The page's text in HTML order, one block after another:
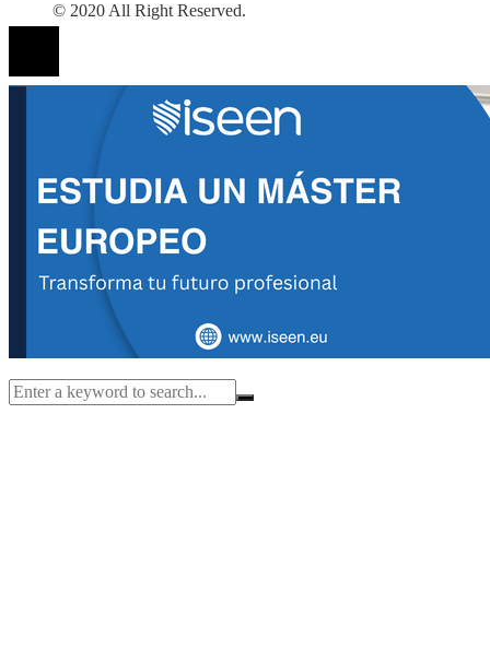
© 2020 All Right Reserved.